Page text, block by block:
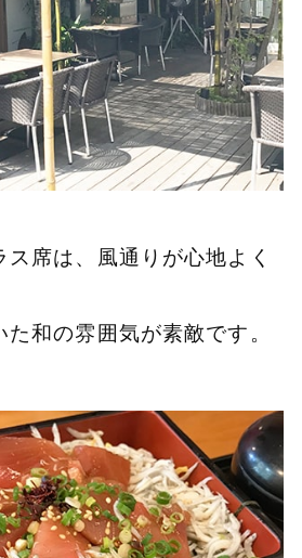
席は、風通りが心地よく
和の雰囲気が素敵です。